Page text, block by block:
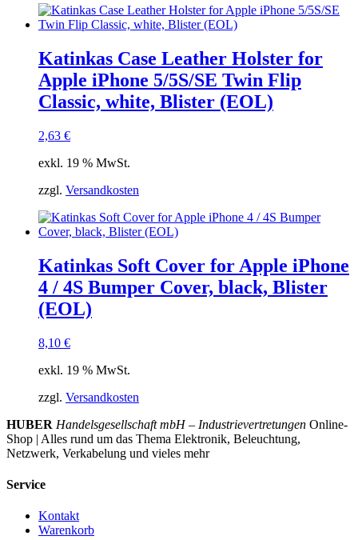
Katinkas Case Leather Holster for
Apple iPhone 5/5S/SE Twin Flip
Classic, white, Blister (EOL)
2,63 €
exkl. 19 % MwSt.
zzgl. Versandkosten
Katinkas Soft Cover for Apple iPhone
4 / 4S Bumper Cover, black, Blister
(EOL)
8,10 €
exkl. 19 % MwSt.
zzgl. Versandkosten
HUBER Handelsgesellschaft mbH – Industrievertretungen Online-
Shop | Alles rund um das Thema Elektronik, Beleuchtung,
Netzwerk, Verkabelung und vieles mehr
Service
Kontakt
Warenkorb